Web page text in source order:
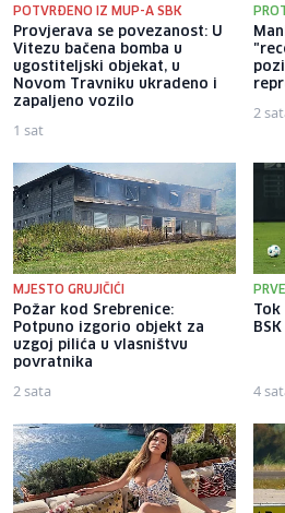
POTVRĐENO IZ MUP-A SBK
Provjerava se povezanost: U
Vitezu bačena bomba u
ugostiteljski objekat, u
Novom Travniku ukradeno i
zapaljeno vozilo
1 sat
2
MJESTO GRUJIČIĆI
Požar kod Srebrenice:
Potpuno izgorio objekt za
uzgoj pilića u vlasništvu
povratnika
2 sata 4